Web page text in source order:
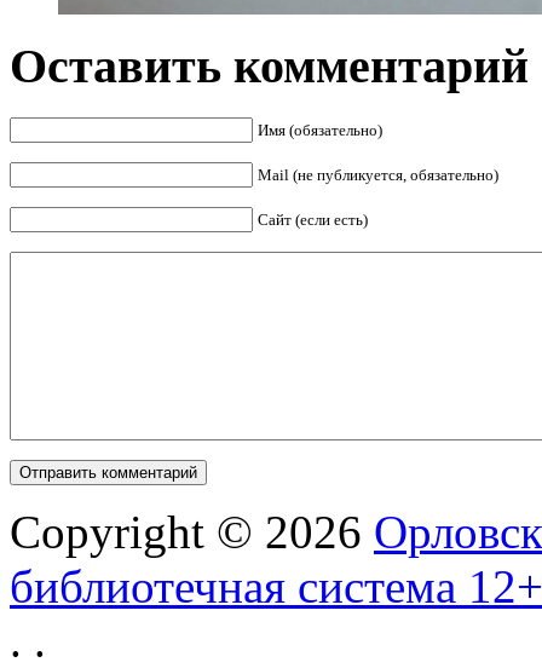
Оставить комментарий
Имя (обязательно)
Mail (не публикуется, обязательно)
Сайт (если есть)
Copyright © 2026
библиотечная система 12+
. .